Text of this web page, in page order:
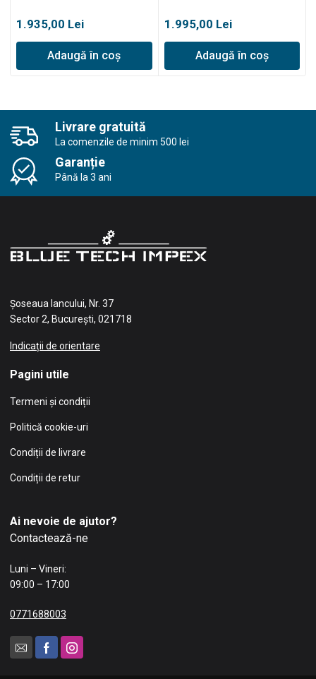
1.935,00 Lei
Adaugă în coș
1.995,00 Lei
Adaugă în coș
Livrare gratuită
La comenzile de minim 500 lei
Garanție
Până la 3 ani
Șoseaua Iancului, Nr. 37
Sector 2, București, 021718
Indicații de orientare
Pagini utile
Termeni și condiții
Politică cookie-uri
Condiții de livrare
Condiții de retur
Ai nevoie de ajutor?
Contactează-ne
Luni – Vineri:
09:00 – 17:00
0771688003